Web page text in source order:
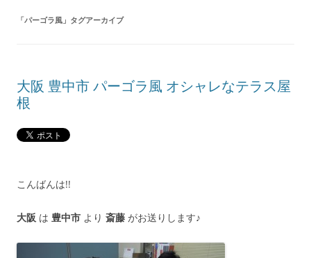
「パーゴラ風 」タグアーカイブ
大阪 豊中市 パーゴラ風 オシャレなテラス屋
根
こんばんは!!
大阪 は 豊中市 より 斎藤 がお送りします♪